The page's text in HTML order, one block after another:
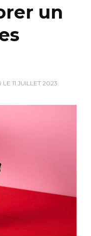
un
LE 11 JUILLET 2023